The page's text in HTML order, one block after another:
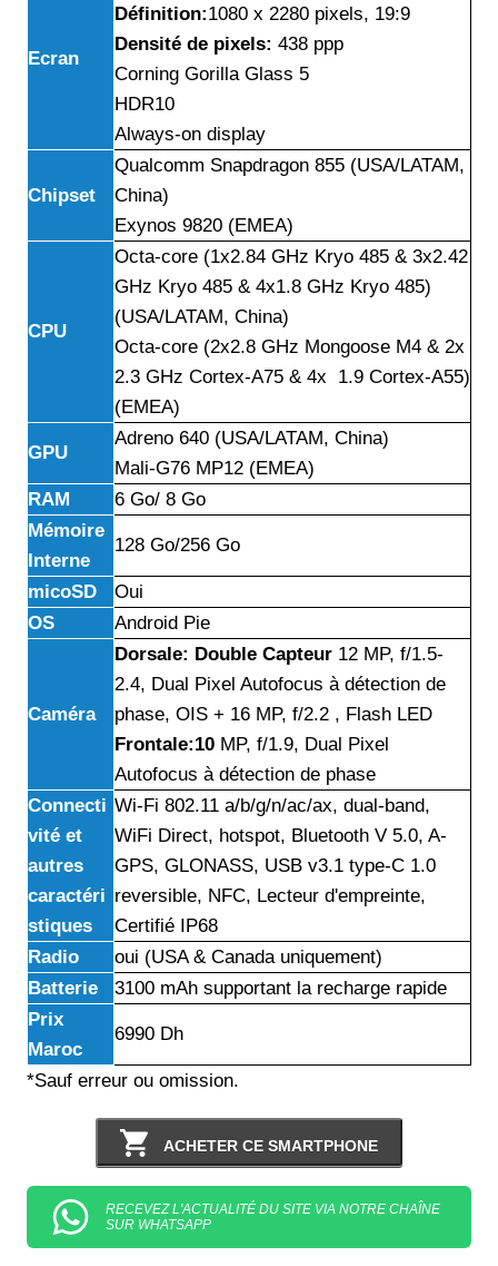
Ecran
Définition:1080 x 2280 pixels, 19:9
Densité de pixels: 438 ppp
Corning Gorilla Glass 5
HDR10
Always-on display
Chipset
Qualcomm Snapdragon 855 (USA/LATAM,
China)
Exynos 9820 (EMEA)
CPU
Octa-core (1x2.84 GHz Kryo 485 & 3x2.42
GHz Kryo 485 & 4x1.8 GHz Kryo 485)
(USA/LATAM, China)
Octa-core (2x2.8 GHz Mongoose M4 & 2x
2.3 GHz Cortex-A75 & 4x 1.9 Cortex-A55)
(EMEA)
GPU
Adreno 640 (USA/LATAM, China)
Mali-G76 MP12 (EMEA)
RAM
6 Go/ 8 Go
Mémoire
Interne
128 Go/256 Go
micoSD
Oui
OS
Android Pie
Caméra
Dorsale: Double Capteur 12 MP, f/1.5-
2.4, Dual Pixel Autofocus à détection de
phase, OIS + 16 MP, f/2.2 , Flash LED
Frontale:10 MP, f/1.9, Dual Pixel
Autofocus à détection de phase
Connecti
vité et
autres
caractéri
stiques
Wi-Fi 802.11 a/b/g/n/ac/ax, dual-band,
WiFi Direct, hotspot, Bluetooth V 5.0, A-
GPS, GLONASS, USB v3.1 type-C 1.0
reversible, NFC, Lecteur d'empreinte,
Certifié IP68
Radio
oui (USA & Canada uniquement)
Batterie
3100 mAh supportant la recharge rapide
Prix
Maroc
6990 Dh
*Sauf erreur ou omission.
ACHETER CE SMARTPHONE
RECEVEZ L'ACTUALITÉ DU SITE VIA NOTRE CHAÎNE
SUR WHATSAPP